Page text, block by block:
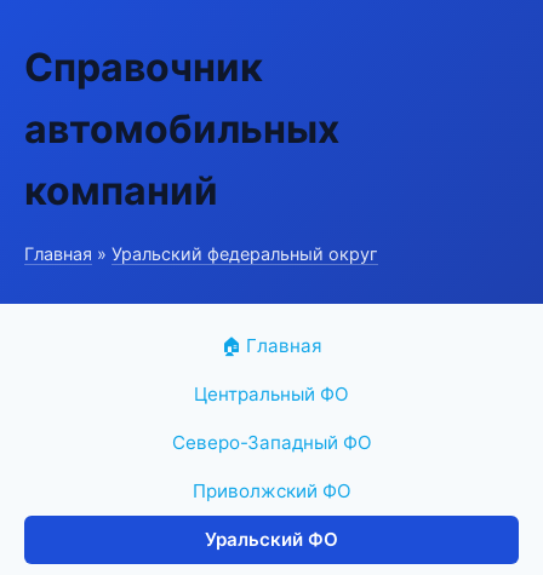
Справочник
автомобильных
компаний
Главная » Уральский федеральный округ
🏠 Главная
Центральный ФО
Северо-Западный ФО
Приволжский ФО
Уральский ФО